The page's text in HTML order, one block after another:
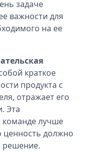
задаче
важности для
на ее
краткое
продукта с
отражает его
Эта
команде лучше
должно
решение.